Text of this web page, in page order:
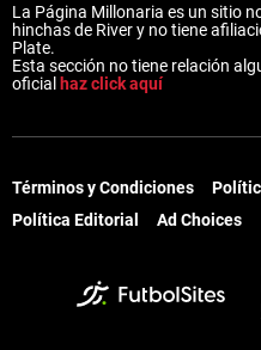
La Página Millonaria es un sitio
hinchas de River y no tiene
Plate.
Esta sección no tiene relación
oficial haz click aquí
Términos y Condiciones
Política Editorial
Ad Choices